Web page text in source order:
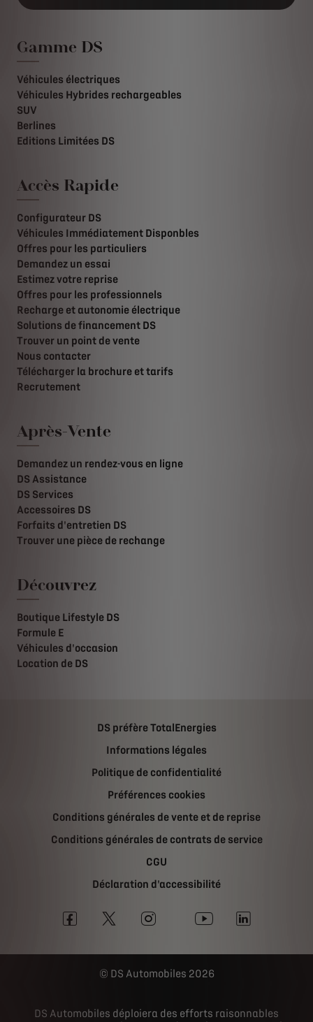
Gamme DS
Véhicules électriques
Véhicules Hybrides rechargeables
SUV
Berlines
Editions Limitées DS
Accès Rapide
Configurateur DS
Véhicules Immédiatement Disponbles
Offres pour les particuliers
Demandez un essai
Estimez votre reprise
Offres pour les professionnels
Recharge et autonomie électrique
Solutions de financement DS
Trouver un point de vente
Nous contacter
Télécharger la brochure et tarifs
Recrutement
Après-Vente
Demandez un rendez-vous en ligne
DS Assistance
DS Services
Accessoires DS
Forfaits d'entretien DS
Trouver une pièce de rechange
Découvrez
Boutique Lifestyle DS
Formule E
Véhicules d'occasion
Location de DS
DS préfère TotalEnergies
Informations légales
Politique de confidentialité
Préférences cookies
Conditions générales de vente et de reprise
Conditions générales de contrats de service
CGU
Déclaration d'accessibilité
DS Automobiles 2026
DS Automobiles déploiera des efforts raisonnables